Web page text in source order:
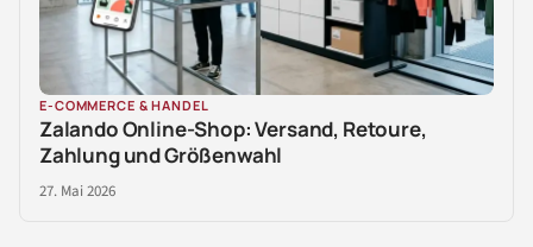
E-COMMERCE & HANDEL
Zalando Online-Shop: Versand, Retoure,
Zahlung und Größenwahl
27. Mai 2026